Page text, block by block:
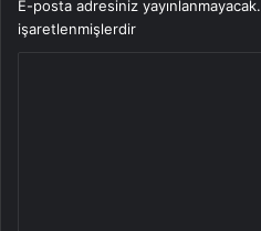
E-posta adresiniz yayınlanmayacak.
işaretlenmişlerdir